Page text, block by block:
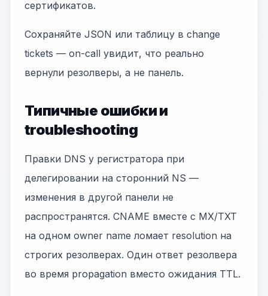
сертификатов.
Сохраняйте JSON или таблицу в change
tickets — on-call увидит, что реально
вернули резолверы, а не панель.
Типичные ошибки и
troubleshooting
Правки DNS у регистратора при
делегировании на сторонний NS —
изменения в другой панели не
распространятся. CNAME вместе с MX/TXT
на одном owner name ломает resolution на
строгих резолверах. Один ответ резолвера
во время propagation вместо ожидания TTL.